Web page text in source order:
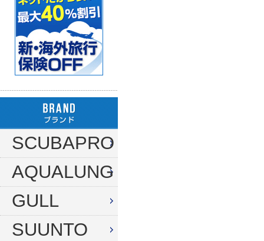
ライン
バンジー
リール
パーツ・アクセサリー
フロート
ストリンガー
ラインワインダー
手モリ・パラライザー
手モリアクセサリー
スカリ・網
レギュレターバッグ
スーツバッグ
その他
指示棒
マスク曇り止め
ベル・シェーカー
リール
その他
ホーン・ブザー
ライフジャケット
アクセサリー・その他
簡易潜水器具
水中銃(スピアガン)・手モリ関
その他
リー交換
エアチャージ
レギュレター
BCジャケット
ゲージ
オクトパス
ダイブコンピューター
タンク（4・8・10L）
タンク（12・14L）
タンク（250気圧）
タンク（300気圧）
マスク
SCUBAPRO
AQUALUNG
GULL
SUUNTO